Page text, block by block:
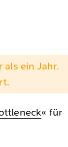
als ein Jahr.
« für